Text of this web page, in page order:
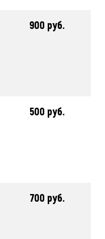
900 руб.
500 руб.
700 руб.